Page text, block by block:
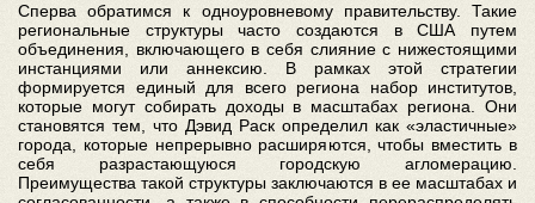
Сперва обратимся к одноуровневому правительству. Такие
региональные структуры часто создаются в США путем
объединения, включающего в себя слияние с нижестоящими
инстанциями или аннексию. В рамках этой стратегии
формируется единый для всего региона набор институтов,
которые могут собирать доходы в масштабах региона. Они
становятся тем, что Дэвид Раск определил как «эластичные»
города, которые непрерывно расширяются, чтобы вместить в
себя разрастающуюся городскую агломерацию.
Преимущества такой структуры заключаются в ее масштабах и